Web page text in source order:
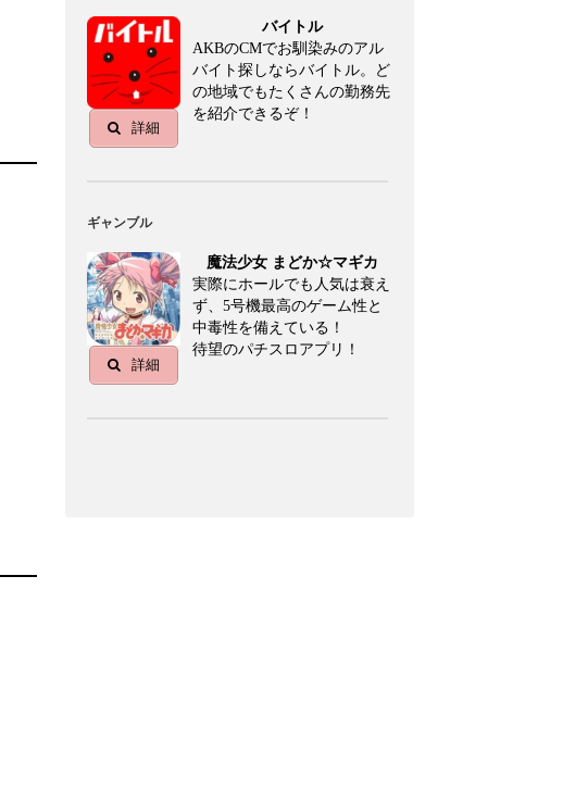
詳細
バイトル
AKBのCMでお馴染みのアル
バイト探しならバイトル。ど
の地域でもたくさんの勤務先
を紹介できるぞ！
ギャンブル
詳細
魔法少女 まどか☆マギカ
実際にホールでも人気は衰え
ず、5号機最高のゲーム性と
中毒性を備えている！
待望のパチスロアプリ！